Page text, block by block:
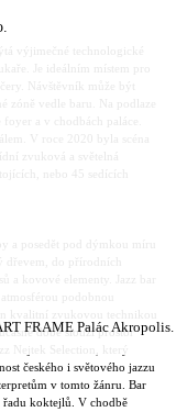
výjimečné technologické
Je ideálním místem pro
Návštěvník může být
zóně vedle baru. Na podlaze
a v chodbách paláce.
V roce 2020 byla scéna
zvuková a světelná
nebo 45 sedících
a posedět pod dýmkou míru
dřevem, do přírodních
a kovové elementy. Jazz bar
podobnou
kvalitní zvukovou technikou
době slouží prostor
Nejtek Selection, který
českého i světového jazzu
v tomto žánru. Bar
koktejlů. V chodbě
FRAME Palác Akropolis.